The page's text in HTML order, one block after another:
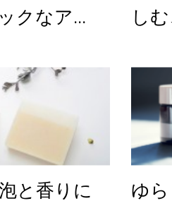
クなア...
し
と香りに
ゆ